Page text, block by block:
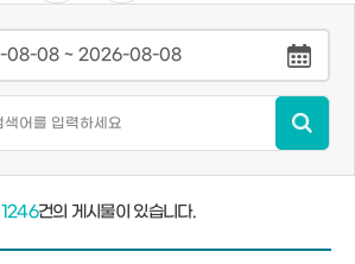
1246건의 게시물이 있습니다.